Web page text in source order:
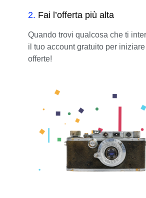
2. Fai l’offerta più alta
Quando trovi qualcosa che ti
il tuo account gratuito per
offerte!